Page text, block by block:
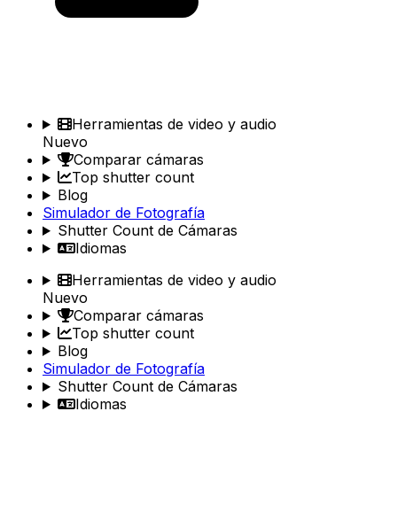
Herramientas de video y audio
Nuevo
Comparar cámaras
Top shutter count
Blog
Simulador de Fotografía
Shutter Count de Cámaras
Idiomas
Herramientas de video y audio
Nuevo
Comparar cámaras
Top shutter count
Blog
Simulador de Fotografía
Shutter Count de Cámaras
Idiomas